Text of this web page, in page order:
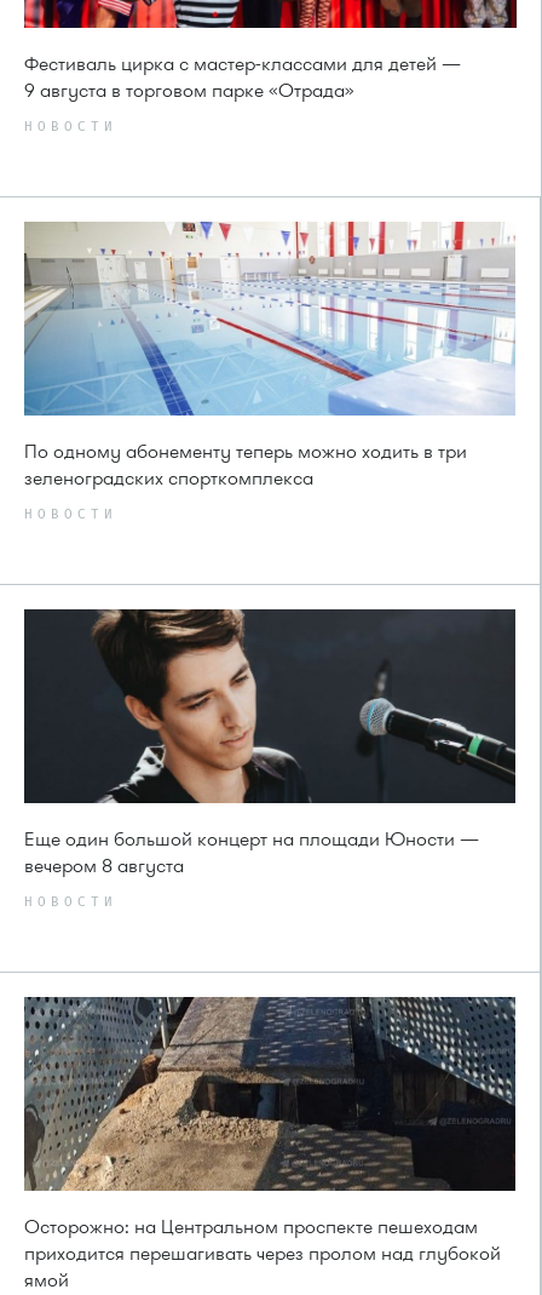
Фестиваль цирка с мастер-классами для детей —
9 августа в торговом парке «Отрада»
НОВОСТИ
По одному абонементу теперь можно ходить в три
зеленоградских спорткомплекса
НОВОСТИ
Еще один большой концерт на площади Юности —
вечером 8 августа
НОВОСТИ
Осторожно: на Центральном проспекте пешеходам
приходится перешагивать через пролом над глубокой
ямой